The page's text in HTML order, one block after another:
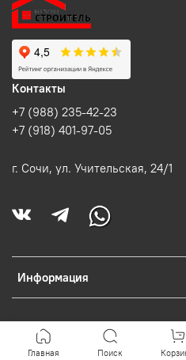
Информация
Контакты
+7 (988) 235-42-23
+7 (918) 401-97-05
г. Сочи, ул. Учительская, 24/1
Главная Поиск